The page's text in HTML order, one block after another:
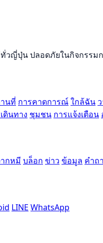
วญี่ปุ่น ปลอดภัยในกิจกรรมก
นที่ การคาดการณ์ใกล้ฉัน
ดินทาง ชุมชน การแจ้งเตือน
กหมี บล็อก ข่าว ข้อมูล คำถ
LINE WhatsApp